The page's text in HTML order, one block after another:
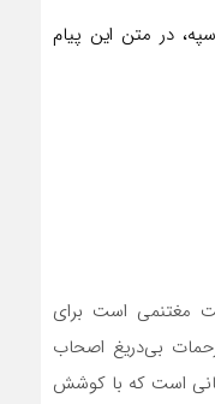
در متن این پیام
مغتنمی است برای
بی‌دریغ اصحاب
است که با کوشش